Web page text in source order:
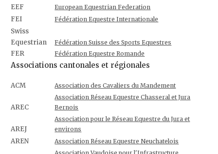
EEF European Equestrian Federation
FEI Fédération Equestre Internationale
Swiss
Equestrian
Fédération Suisse des Sports Equestres
FER Fédération Equestre Romande
Associations cantonales et régionales
ACM Association des Cavaliers du Mandement
AREC
Association Réseau Equestre Chasseral et Jura
Bernois
AREJ
Association pour le Réseau Equestre du Jura et
environs
AREN Association Réseau Equestre Neuchatelois